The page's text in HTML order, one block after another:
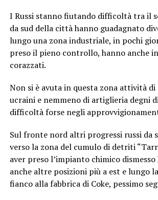
I Russi stanno fiutando difficoltà tra il
da sud della città hanno guadagnato
lungo una zona industriale, in pochi
preso il pieno controllo, hanno anche
corazzati.
Non si è avuta in questa zona attività di
ucraini e nemmeno di artiglieria degni
difficoltà forse negli
Sul fronte nord altri progressi russi da
verso la zona del cumulo di detriti
aver preso l’impianto chimico
anche altre posizioni più a est e lungo
fianco alla fabbrica di Coke, pessimo